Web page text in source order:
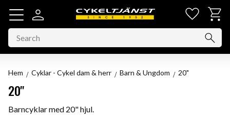
Menu
Basket
Hem Cyklar - Cykel dam & herr Barn & Ungdom 20"
20"
Barncyklar med 20" hjul.